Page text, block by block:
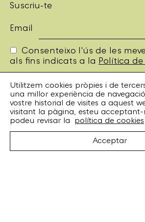
Suscriu-te
Email
Consenteixo l'ús de les
als fins indicats a la Política
Bankrobber
Torrent de l’Olla, 203 Local 1
08012 Barcelona
+34 932 070 164
bankrobber@bankrobber.net
Utilitzem cookies pròpies i de
una millor experiència de
vostre historial de visites a aquest
visitant la pàgina, esteu acceptant-
podeu revisar la
política de cookies
Acceptar